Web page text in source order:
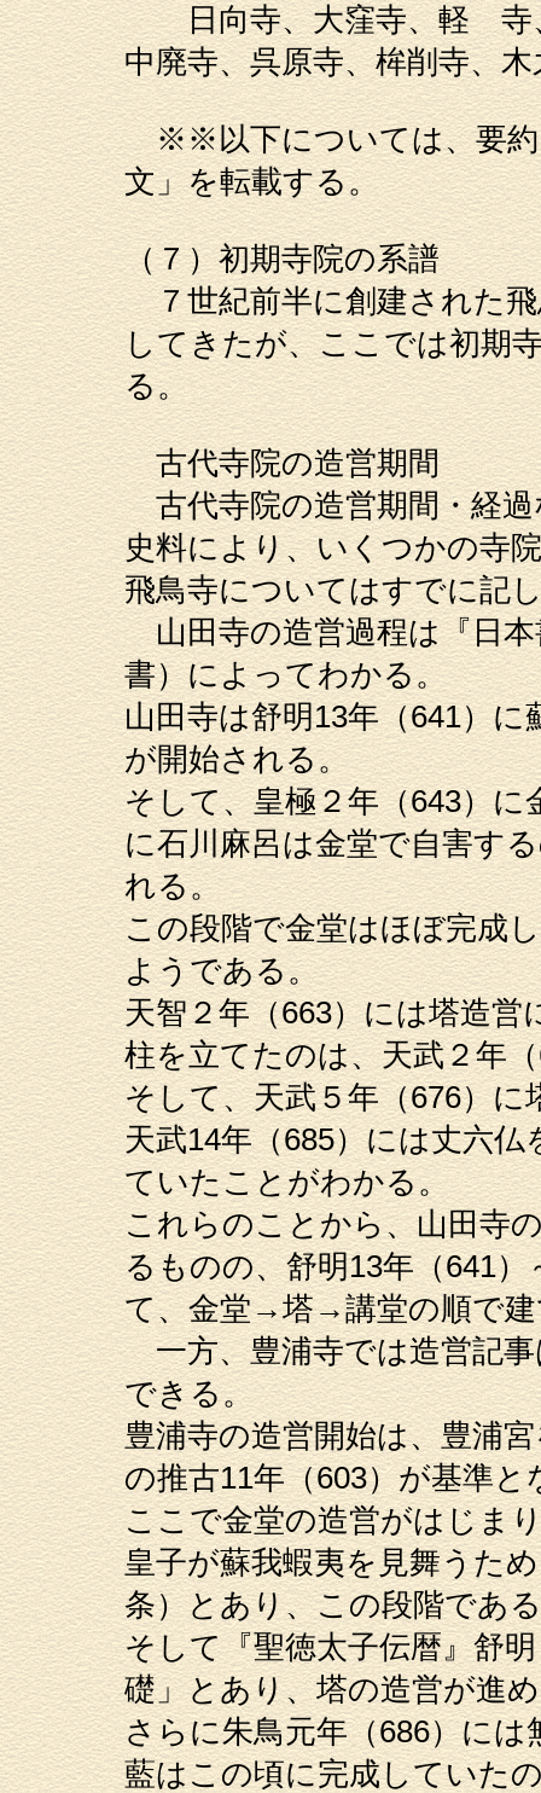
日向寺、大窪寺、軽 寺、
中廃寺、呉原寺、桙削寺、
※※以下については、要約
文」を転載する。
（７）初期寺院の系譜
７世紀前半に創建された飛
してきたが、ここでは初期
る。
古代寺院の造営期間
古代寺院の造営期間・経過
史料により、いくつかの寺
飛鳥寺についてはすでに記
山田寺の造営過程は『日本
書）によってわかる。
山田寺は舒明13年（641）
が開始される。
そして、皇極２年（643）に
に石川麻呂は金堂で自害す
れる。
この段階で金堂はほぼ完成
ようである。
天智２年（663）には塔造
柱を立てたのは、天武２年
そして、天武５年（676）に
天武14年（685）には丈六
ていたことがわかる。
これらのことから、山田寺
るものの、舒明13年（641
て、金堂→塔→講堂の順で
一方、豊浦寺では造営記事
できる。
豊浦寺の造営開始は、豊浦
の推古11年（603）が基準と
ここで金堂の造営がはじま
皇子が蘇我蝦夷を見舞うた
条）とあり、この段階であ
そして『聖徳太子伝暦』舒
礎」とあり、塔の造営が進
さらに朱鳥元年（686）に
藍はこの頃に完成していた